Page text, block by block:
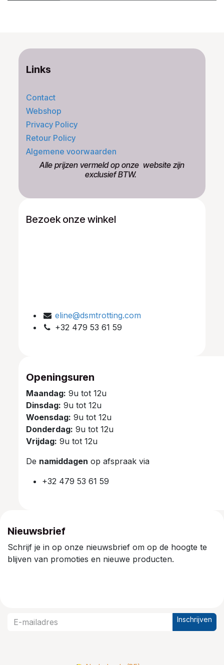
Links
Contact
Webshop
Privacy Policy
Retour Policy
Algemene voorwaarden
​Alle prijzen vermeld op onze ​website zijn
exclusief BTW.
Bezoek onze winkel
eline@dsmtrotting.com
+32 479 53 61 59
Openingsuren
Maandag: 9u tot 12u
Dinsdag: 9u tot 12u
Woensdag: 9u tot 12u
Donderdag: 9u tot 12u
Vrijdag: 9u tot 12u
De namiddagen op afspraak via
+32 479 53 61 59
Nieuwsbrief
Schrijf je in op onze nieuwsbrief om op de hoogte te
blijven van promoties en nieuwe producten.
Inschrijven